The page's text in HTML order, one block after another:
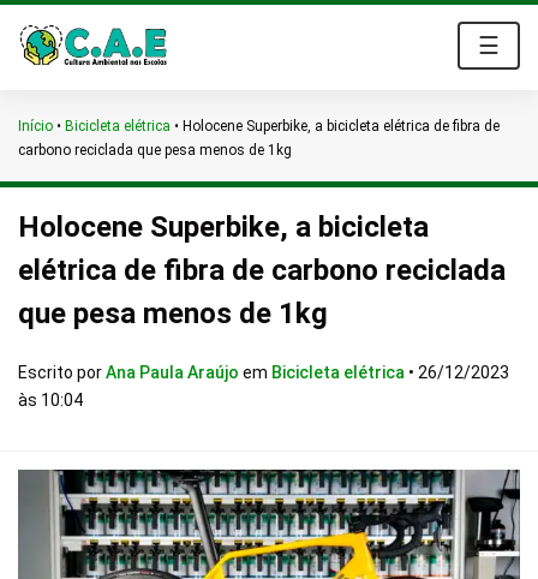
☰
Início • Bicicleta elétrica • Holocene Superbike, a bicicleta elétrica de fibra de
carbono reciclada que pesa menos de 1kg
Holocene Superbike, a bicicleta
elétrica de fibra de carbono reciclada
que pesa menos de 1kg
Escrito porAna Paula Araújo em Bicicleta elétrica • 26/12/2023
às 10:04